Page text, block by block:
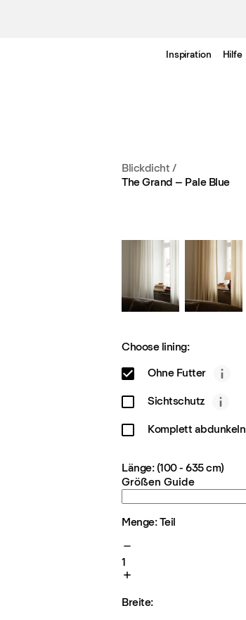
Inspiration Hilfe
Blickdicht /
The Grand – Pale Blue
Choose lining:
Ohne Futter
Sichtschutz
Komplett abdunkeln
Länge: (100 - 635 cm)
Größen Guide
Menge: Teil
1
Breite: